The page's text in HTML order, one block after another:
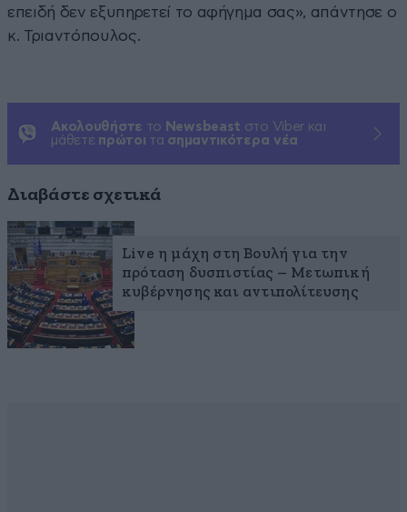
επειδή δεν εξυπηρετεί το αφήγημα σας», απάντησε ο
κ. Τριαντόπουλος.
Ακολουθήστε το Newsbeast στο Viber και
μάθετε πρώτοι τα σημαντικότερα νέα
Διαβάστε σχετικά
Live η μάχη στη Βουλή για την
πρόταση δυσπιστίας – Μετωπική
κυβέρνησης και αντιπολίτευσης